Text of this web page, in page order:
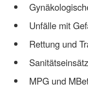
Unfälle mit
Rettung und
MPG und